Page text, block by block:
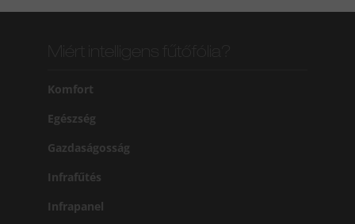
Komfort
Egészség
Gazdaságosság
Infrafűtés
Infrapanel